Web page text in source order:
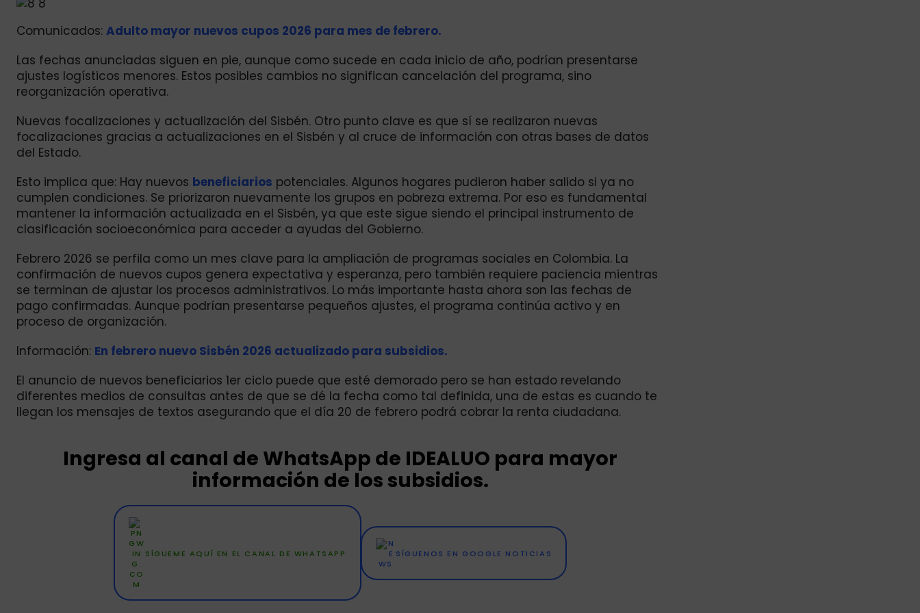
Comunicados: Adulto mayor nuevos cupos 2026 para mes de febrero.
Las fechas anunciadas siguen en pie, aunque como sucede en cada inicio de año, podrían presentarse
ajustes logísticos menores. Estos posibles cambios no significan cancelación del programa, sino
reorganización operativa.
Nuevas focalizaciones y actualización del Sisbén. Otro punto clave es que sí se realizaron nuevas
focalizaciones gracias a actualizaciones en el Sisbén y al cruce de información con otras bases de datos
del Estado.
Esto implica que: Hay nuevos beneficiarios potenciales. Algunos hogares pudieron haber salido si ya no
cumplen condiciones. Se priorizaron nuevamente los grupos en pobreza extrema. Por eso es fundamental
mantener la información actualizada en el Sisbén, ya que este sigue siendo el principal instrumento de
clasificación socioeconómica para acceder a ayudas del Gobierno.
Febrero 2026 se perfila como un mes clave para la ampliación de programas sociales en Colombia. La
confirmación de nuevos cupos genera expectativa y esperanza, pero también requiere paciencia mientras
se terminan de ajustar los procesos administrativos. Lo más importante hasta ahora son las fechas de
pago confirmadas. Aunque podrían presentarse pequeños ajustes, el programa continúa activo y en
proceso de organización.
Información: En febrero nuevo Sisbén 2026 actualizado para subsidios.
El anuncio de nuevos beneficiarios 1er ciclo puede que esté demorado pero se han estado revelando
diferentes medios de consultas antes de que se dé la fecha como tal definida, una de estas es cuando te
llegan los mensajes de textos asegurando que el día 20 de febrero podrá cobrar la renta ciudadana.
Ingresa al canal de WhatsApp de IDEALUO para mayor
información de los subsidios.
SÍGUEME AQUÍ EN EL CANAL DE WHATSAPP SÍGUENOS EN GOOGLE NOTICIAS